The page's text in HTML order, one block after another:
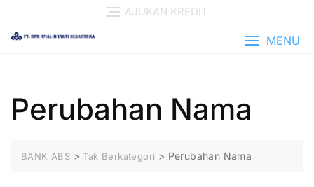
content
AJUKAN KREDIT
MENU
Perubahan Nama
BANK ABS > Tak Berkategori > Perubahan Nama